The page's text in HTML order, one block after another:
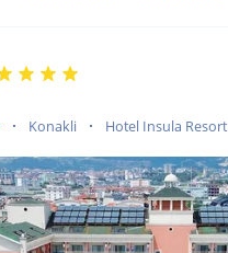
Konakli Hotel Insula Resort